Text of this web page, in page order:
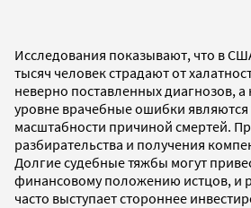
Исследования показывают, что в
тысяч человек страдают от
неверно поставленных диагнозов,
уровне врачебные ошибки являются
масштабности причиной смертей.
разбирательства и получения
Долгие судебные тяжбы могут
финансовому положению истцов, и
часто выступает стороннее